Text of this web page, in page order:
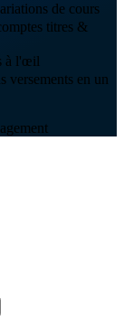
de cours
titres &
à l'œil
versements en un